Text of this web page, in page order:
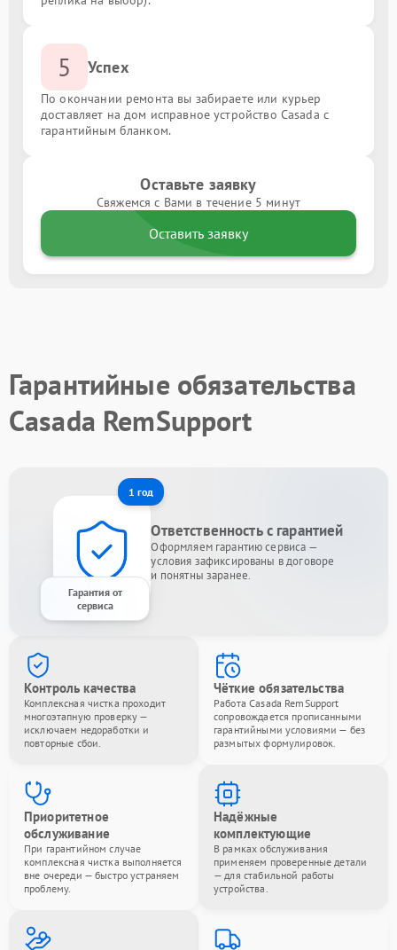
5 Успех
По окончании ремонта вы забираете или курьер
доставляет на дом исправное устройство Casada с
гарантийным бланком.
Оставьте заявку
Свяжемся с Вами в течение 5 минут
Оставить заявку
Гарантийные обязательства
Casada RemSupport
1 год
Гарантия от
сервиса
Ответственность с гарантией
Оформляем гарантию сервиса —
условия зафиксированы в договоре
и понятны заранее.
Контроль качества
Комплексная чистка проходит
многоэтапную проверку —
исключаем недоработки и
повторные сбои.
Чёткие обязательства
Работа Casada RemSupport
сопровождается прописанными
гарантийными условиями — без
размытых формулировок.
Приоритетное
обслуживание
При гарантийном случае
комплексная чистка выполняется
вне очереди — быстро устраняем
проблему.
Надёжные
комплектующие
В рамках обслуживания
применяем проверенные детали
— для стабильной работы
устройства.